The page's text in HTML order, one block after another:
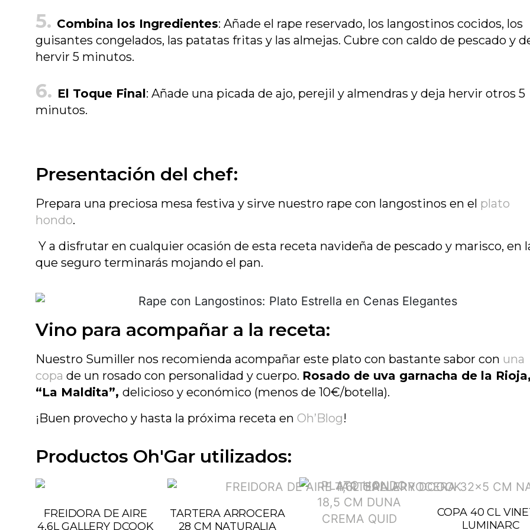
Combina los Ingredientes: Añade el rape reservado, los langostinos cocidos, los
guisantes congelados, las patatas fritas y las almejas. Cubre con caldo de pescado y
hervir 5 minutos.
El Toque Final: Añade una picada de ajo, perejil y almendras y deja hervir otros 5
minutos.
Presentación del chef:
Prepara una preciosa mesa festiva y sirve nuestro rape con langostinos en el plato
hondo.
Y a disfrutar en cualquier ocasión de esta receta navideña de pescado y marisco, en
que seguro terminarás mojando el pan.
Vino para acompañar a la receta:
Nuestro Sumiller nos recomienda acompañar este plato con bastante sabor con una
copa de un rosado con personalidad y cuerpo. Rosado de uva garnacha de la Rioja,
“La Maldita”, delicioso y económico (menos de 10€/botella).
¡Buen provecho y hasta la próxima receta en Oh’Blog!
Productos Oh'Gar utilizados:
FREIDORA DE AIRE
4,6L GALLERY DCOOK
TARTERA ARROCERA
28 CM NATURALIA
COPA 40 CL
LUMINARC